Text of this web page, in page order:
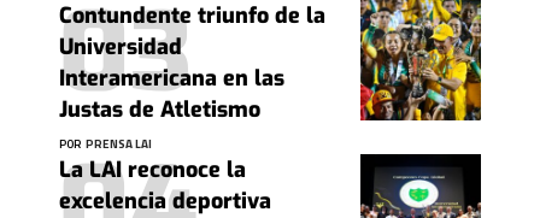
Contundente triunfo de la
Universidad
Interamericana en las
Justas de Atletismo
POR PRENSA LAI
La LAI reconoce la
excelencia deportiva